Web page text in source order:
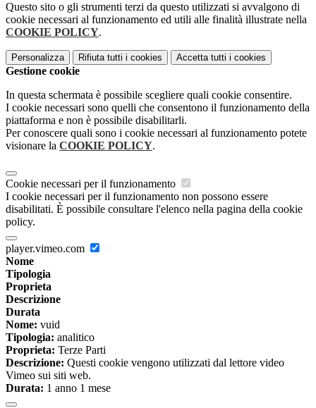
Questo sito o gli strumenti terzi da questo utilizzati si avvalgono di
cookie necessari al funzionamento ed utili alle finalità illustrate nella
COOKIE POLICY.
Personalizza Rifiuta tutti i cookies Accetta tutti i cookies
Gestione cookie
In questa schermata è possibile scegliere quali cookie consentire.
I cookie necessari sono quelli che consentono il funzionamento della
piattaforma e non è possibile disabilitarli.
Per conoscere quali sono i cookie necessari al funzionamento potete
visionare la COOKIE POLICY.
Cookie necessari per il funzionamento
I cookie necessari per il funzionamento non possono essere
disabilitati. È possibile consultare l'elenco nella pagina della cookie
policy.
player.vimeo.com
Nome
Tipologia
Proprieta
Descrizione
Durata
Nome: vuid
Tipologia: analitico
Proprieta: Terze Parti
Descrizione: Questi cookie vengono utilizzati dal lettore video
Vimeo sui siti web.
Durata: 1 anno 1 mese